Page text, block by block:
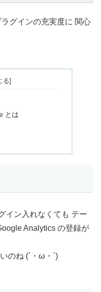
グインの充実度に 関心
とは
イン入れなくても テー
Analytics の登録が
のね (´・ω・`)